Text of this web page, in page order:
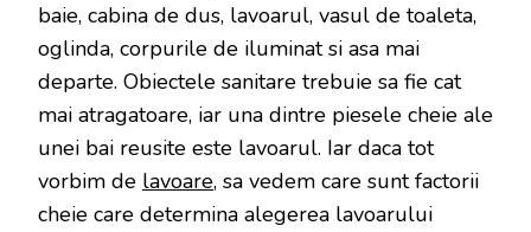
baie, cabina de dus, lavoarul, vasul de toaleta,
oglinda, corpurile de iluminat si asa mai
departe. Obiectele sanitare trebuie sa fie cat
mai atragatoare, iar una dintre piesele cheie ale
unei bai reusite este lavoarul. Iar daca tot
vorbim de lavoare, sa vedem care sunt factorii
cheie care determina alegerea lavoarului